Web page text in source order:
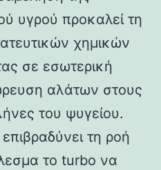
υγρού προκαλεί τη
χημικών
σε εσωτερική
αλάτων στους
του ψυγείου.
τη ροή
το turbo να